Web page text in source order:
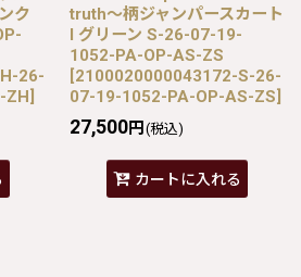
ク
26-
ZH]
truth〜柄ジャンパースカート
I グリーン S-26-07-19-
1052-PA-OP-AS-ZS
[2100020000043172-S-26-
07-19-1052-PA-OP-AS-ZS]
27,500円 (税込)
カートに入れる